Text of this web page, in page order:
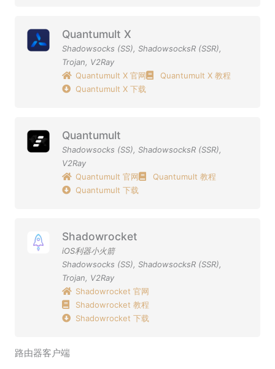
Quantumult X
Shadowsocks (SS), ShadowsocksR (SSR),
Trojan, V2Ray
Quantumult X 官网
Quantumult X 教程
Quantumult X 下载
Quantumult
Shadowsocks (SS), ShadowsocksR (SSR),
V2Ray
Quantumult 官网
Quantumult 教程
Quantumult 下载
Shadowrocket
iOS利器小火箭
Shadowsocks (SS), ShadowsocksR (SSR),
Trojan, V2Ray
Shadowrocket 官网
Shadowrocket 教程
Shadowrocket 下载
路由器客户端